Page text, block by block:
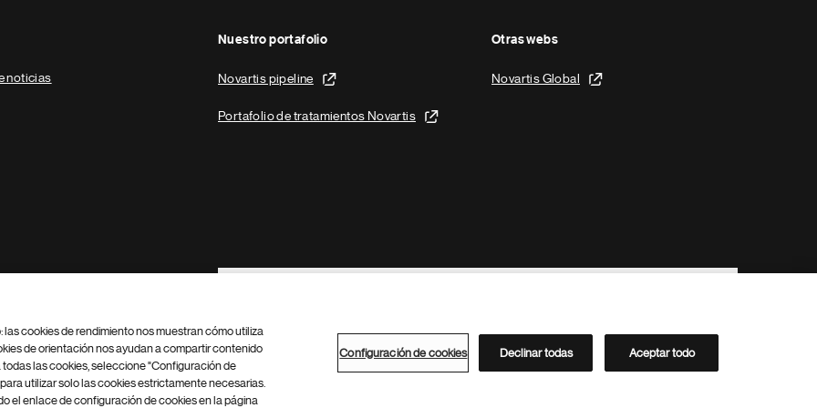
noticias
Nuestro portafolio
Novartis pipeline
Portafolio de tratamientos Novartis
Otras webs
Novartis Global
Footer Site Search
Configuración de cookies Mapa del sitio
Directorio de Novartis
cookies de rendimiento nos muestran cómo utiliza
de orientación nos ayudan a compartir contenido
las cookies, seleccione "Configuración de
utilizar solo las cookies estrictamente necesarias.
el enlace de configuración de cookies en la página
Configuración de cookies Declinar todas Aceptar todo